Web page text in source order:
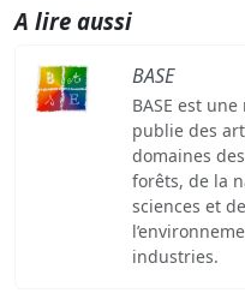
A lire aussi
BASE
BASE est
publie des
domaines
forêts, de la
sciences et
industries.